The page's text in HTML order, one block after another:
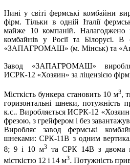
Нині у світі фермські комбайни
фірм. Тільки в одній Італії
майже 10 компаній. Налагоджено
комбайнів у Росії та Білорусі. В
«ЗАПАГРОМАШ» (м. Мінськ) та
Завод «ЗАПАГРОМАШ»
ИСРК-12 «Хозяин» за ліцензією
Місткість бункера становить 10 м3,
горизонтальні шнеки, потужність
к.с.. Виробляється ИСРК-12
фрезою, з грейфером і без
Виробляє завод фермські
шнеками: СРК-11В з одним
8; 9 і 10 м3 та СРК 14В з двома
місткістю 12 і 14 м3. Потужність